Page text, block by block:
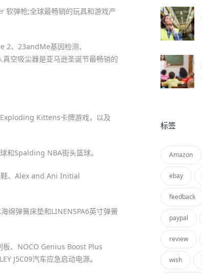
弹枪;全球最畅销的玩具和游戏产
、23andMe基因检测、
空吸尘器是亚马逊圣诞节最畅销的
Kittens卡牌游戏，以及
和Spalding NBA街头篮球。
鞋、Alex and Ani Initial
绵弹簧床垫和LINENSPA6英寸弹簧
、NOCO Genius Boost Plus
J5C09汽车应急启动电源。
标签
Amazon
ebay
feedback
paypal
review
wish